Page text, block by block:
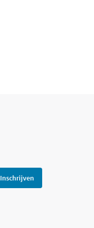
Inschrijven